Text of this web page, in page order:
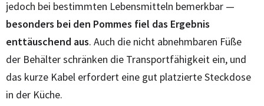
jedoch bei bestimmten Lebensmitteln bemerkbar —
besonders bei den Pommes fiel das Ergebnis
enttäuschend aus. Auch die nicht abnehmbaren Füße
der Behälter schränken die Transportfähigkeit ein, und
das kurze Kabel erfordert eine gut platzierte Steckdose
in der Küche.